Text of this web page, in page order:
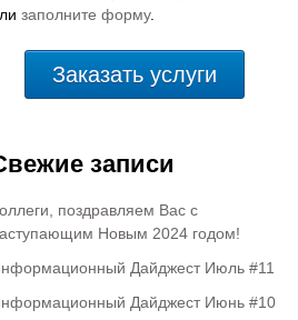
заполните форму.
Заказать услуги
записи
поздравляем Вас с
Новым 2024 годом!
Дайджест Июль #11
Дайджест Июнь #10